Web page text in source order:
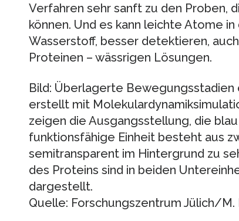
Verfahren sehr sanft zu den Proben,
können. Und es kann leichte Atome
Wasserstoff, besser detektieren,
Proteinen – wässrigen Lösungen.
Bild: Überlagerte Bewegungsstadien
erstellt mit
zeigen die Ausgangsstellung, die
funktionsfähige Einheit besteht aus
semitransparent im Hintergrund zu
des Proteins sind in beiden
dargestellt.
Quelle: Forschungszentrum Jülich/M.